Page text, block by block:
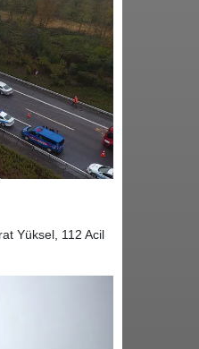
Yüksel, 112 Acil